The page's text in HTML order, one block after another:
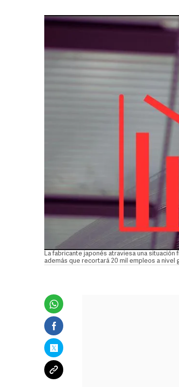
La fabricante japonés atraviesa una situación
además que recortará 20 mil empleos a nivel